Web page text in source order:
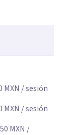
MXN / sesión
MXN / sesión
MXN /